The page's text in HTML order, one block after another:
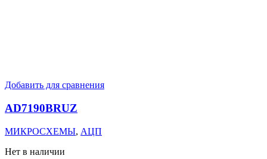
Добавить для сравнения
AD7190BRUZ
МИКРОСХЕМЫ, АЦП
Нет в наличии